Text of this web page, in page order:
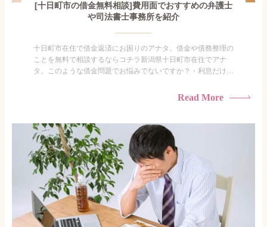
[十日町市の借金無料相談]費用面でおすすめの弁護士
や司法書士事務所を紹介
十日町市在住で借金返済にお困りのアナタ。借金や債務整理の
ことを無料で相談するならコチラ新潟県十日町市在住でアナ
タ。このような借金問題でお悩みでないですか？・利息だけを
族に知られたくない・借金の催促、取り立てで憂鬱になる。・
も限界があ...
Read More